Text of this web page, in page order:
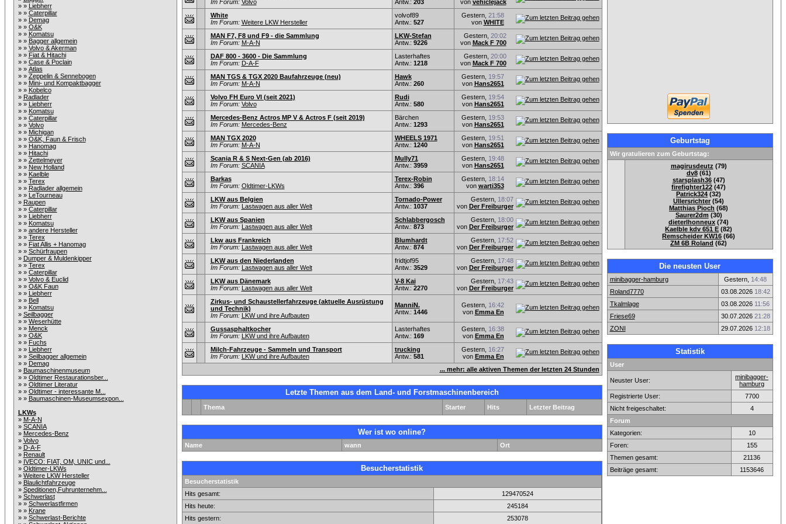
» » Liebherr
» » Caterpillar
» » Demag
» » O&K
» » Komatsu
» » Bagger allgemein
» » Volvo & Akerman
» » Fiat & Hitachi
» » Case & Poclain
» » Atlas
» » Zeppelin & Sennebogen
» » Mini- und Kompaktbagger
» » Kobelco
» Radlader
» » Liebherr
» » Komatsu
» » Caterpillar
» » Volvo
» » Michigan
» » O&K, Faun & Frisch
» » Hanomag
» » Hitachi
» » Zettelmeyer
» » New Holland
» » Kaelble
» » Terex
» » Radlader allgemein
» » LeTourneau
» Raupen
» » Caterpillar
» » Liebherr
» » Komatsu
» » andere Hersteller
» » Terex
» » Fiat Allis + Hanomag
» » Schürfraupen
» Dumper & Muldenkipper
» » Terex
» » Caterpillar
» » Volvo & Euclid
» » O&K Faun
» » Liebherr
» » Bell
» » Komatsu
» Seilbagger
» » Weserhütte
» » Menck
» » O&K
» » Fuchs
» » Liebherr
» » Seilbagger allgemein
» » Demag
» Baumaschinenmuseum
» » Oldtimer Restaurationsber...
» » Oldtimer Literatur
» » Oldtimer - interessante M...
» » Baumaschinen-Museumsexpon...
LKWs
» M-A-N
» SCANIA
» Mercedes-Benz
» Volvo
» D-A-F
» Renault
» IVECO: FIAT, OM, UNIC und...
» Oldtimer-LKWs
» Weitere LKW Hersteller
» Blaulichtfahrzeuge
» Speditionen,Fuhrunternehm...
» Schwerlast
» » Schwerlastfirmen
» » Krane
» » Schwerlast-Berichte
Im Forum: Volvo
Antw.: 203
von vehiclejack
White
Im Forum: Weitere LKW Hersteller
volvof89
Antw.: 527
Gestern, 21:58
von WHITE
MAN F7, F8 und F9 - die Sammlung
Im Forum: M-A-N
LKW-Stefan
Antw.: 9226
Gestern, 20:02
von Mack F 700
DAF 800 - 3600 - Die Sammlung
Im Forum: D-A-F
Lasterhaftes
Antw.: 1218
Gestern, 20:00
von Mack F 700
MAN TGS & TGX 2020 Baufahrzeuge (neu)
Im Forum: M-A-N
Hawk
Antw.: 260
Gestern, 19:57
von Hans2651
Volvo FH Euro VI (seit 2021)
Im Forum: Volvo
Rudi
Antw.: 580
Gestern, 19:54
von Hans2651
Mercedes-Benz Actros MP V & Actros F (seit 2019)
Im Forum: Mercedes-Benz
Bärchen
Antw.: 1293
Gestern, 19:53
von Hans2651
MAN TGX 2020
Im Forum: M-A-N
WHEELS 1971
Antw.: 1240
Gestern, 19:51
von Hans2651
Scania R & S Next-Gen (ab 2016)
Im Forum: SCANIA
Mully71
Antw.: 3959
Gestern, 19:48
von Hans2651
Barkas
Im Forum: Oldtimer-LKWs
Terex-Robin
Antw.: 396
Gestern, 18:14
von warti353
LKW aus Belgien
Im Forum: Lastwagen aus aller Welt
Tornado-Power
Antw.: 1037
Gestern, 18:07
von Der Freiburger
LKW aus Spanien
Im Forum: Lastwagen aus aller Welt
Schlabbergosch
Antw.: 873
Gestern, 18:00
von Der Freiburger
Lkw aus Frankreich
Im Forum: Lastwagen aus aller Welt
Blumhardt
Antw.: 874
Gestern, 17:52
von Der Freiburger
LKW aus den Niederlanden
Im Forum: Lastwagen aus aller Welt
fridtjof95
Antw.: 3529
Gestern, 17:48
von Der Freiburger
LKW aus Dänemark
Im Forum: Lastwagen aus aller Welt
V-8 Kai
Antw.: 2270
Gestern, 17:43
von Der Freiburger
Zirkus- und Schaustellerfahrzeuge (aktuelle Ausrüstung
und Technik)
Im Forum: LKW und ihre Aufbauten
ManniN.
Antw.: 1446
Gestern, 16:42
von Emma En
Gussasphaltkocher
Im Forum: LKW und ihre Aufbauten
Lasterhaftes
Antw.: 169
Gestern, 16:38
von Emma En
Milch-Fahrzeuge - Sammeln und Transport
Im Forum: LKW und ihre Aufbauten
trucking
Antw.: 581
Gestern, 16:27
von Emma En
... mehr: alle aktiven Themen der letzten 24 Stunden
Letzte Themen aus dem Land- und Forstmaschinenbereich
Thema Starter Hits Letzter Beitrag
Wer ist wo online?
Name wann Ort
Besucherstatistik
Besucherstatistik
Hits gesamt:
129470524
Hits heute:
245184
Hits gestern:
253078
Geburtstag
Wir gratulieren zum Geburtstag:
magirusdeutz (79)
dv8(61)
starsplash36(47)
firefighter122 (47)
Patrick324 (32)
Ullersrichter (54)
Matthias Pioch (68)
Saurer2dm (30)
dieterlhonneux (74)
Kaelble kdv 651 E (82)
Remscheider KW16 (66)
ZM 6B Roland (62)
Die neusten User
minibagger-hamburg Gestern, 14:48
Roland7770
03.08.2026 18:42
Tkalmlage
03.08.2026 11:56
Friese69
30.07.2026 21:28
ZONI
29.07.2026 12:18
Statistik
User
Neuster User:
minibagger-
hamburg
Registrierte User:
7700
Nicht freigeschaltet:
4
Forum
Kategorien:
10
Foren:
155
Themen gesamt:
21136
Beiträge gesamt:
1153646